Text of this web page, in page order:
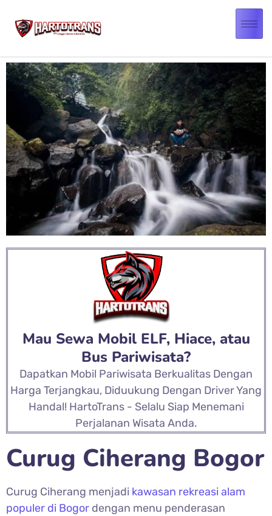
Mau Sewa Mobil ELF, Hiace, atau
Bus Pariwisata?
Dapatkan Mobil Pariwisata Berkualitas Dengan
Harga Terjangkau, Diduukung Dengan Driver Yang
Handal! HartoTrans - Selalu Siap Menemani
Perjalanan Wisata Anda.
Curug Ciherang Bogor
Curug Ciherang menjadi kawasan rekreasi alam
populer di Bogor dengan menu penderasan